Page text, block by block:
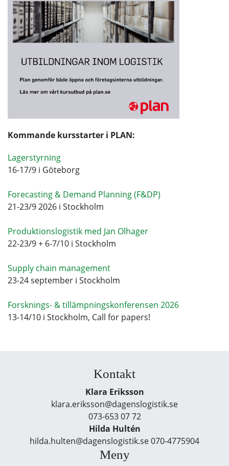
Kommande kursstarter i PLAN:
Lagerstyrning
16-17/9 i Göteborg
Forecasting & Demand Planning (F&DP)
21-23/9 2026 i Stockholm
Produktionslogistik med Jan Olhager
22-23/9 + 6-7/10 i Stockholm
Supply chain management
23-24 september i Stockholm
Forsknings- & tillämpningskonferensen 2026
13-14/10 i Stockholm, Call for papers!
Kontakt
Klara Eriksson
klara.eriksson@dagenslogistik.se
073-653 07 72
Hilda Hultén
hilda.hulten@dagenslogistik.se 070-4775904
Meny